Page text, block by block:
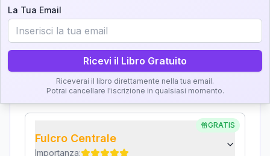
Importanza:
Karma Genitore-Figlio
Importanza:
GRATIS
Fulcro Centrale
Importanza:
La Tua Email
Ricevi il Libro Gratuito
Riceverai il libro direttamente nella tua email.
Potrai cancellare l'iscrizione in qualsiasi momento.